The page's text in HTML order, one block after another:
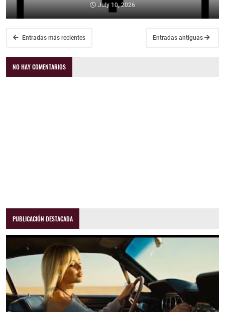
July 10, 2026
Entradas más recientes Entradas antiguas
NO HAY COMENTARIOS
PUBLICACIÓN DESTACADA